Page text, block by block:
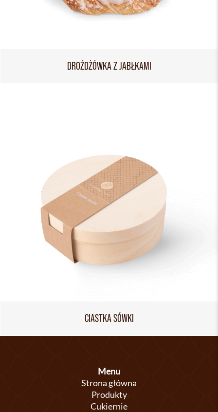
DROŻDŻÓWKA Z JABŁKAMI
CIASTKA SÓWKI
Menu
Strona główna
Produkty
Cukiernie